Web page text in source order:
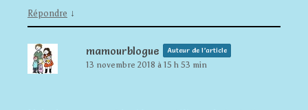
Répondre ↓
mamourblogue Auteur de l’article
13 novembre 2018 à 15 h 53 min